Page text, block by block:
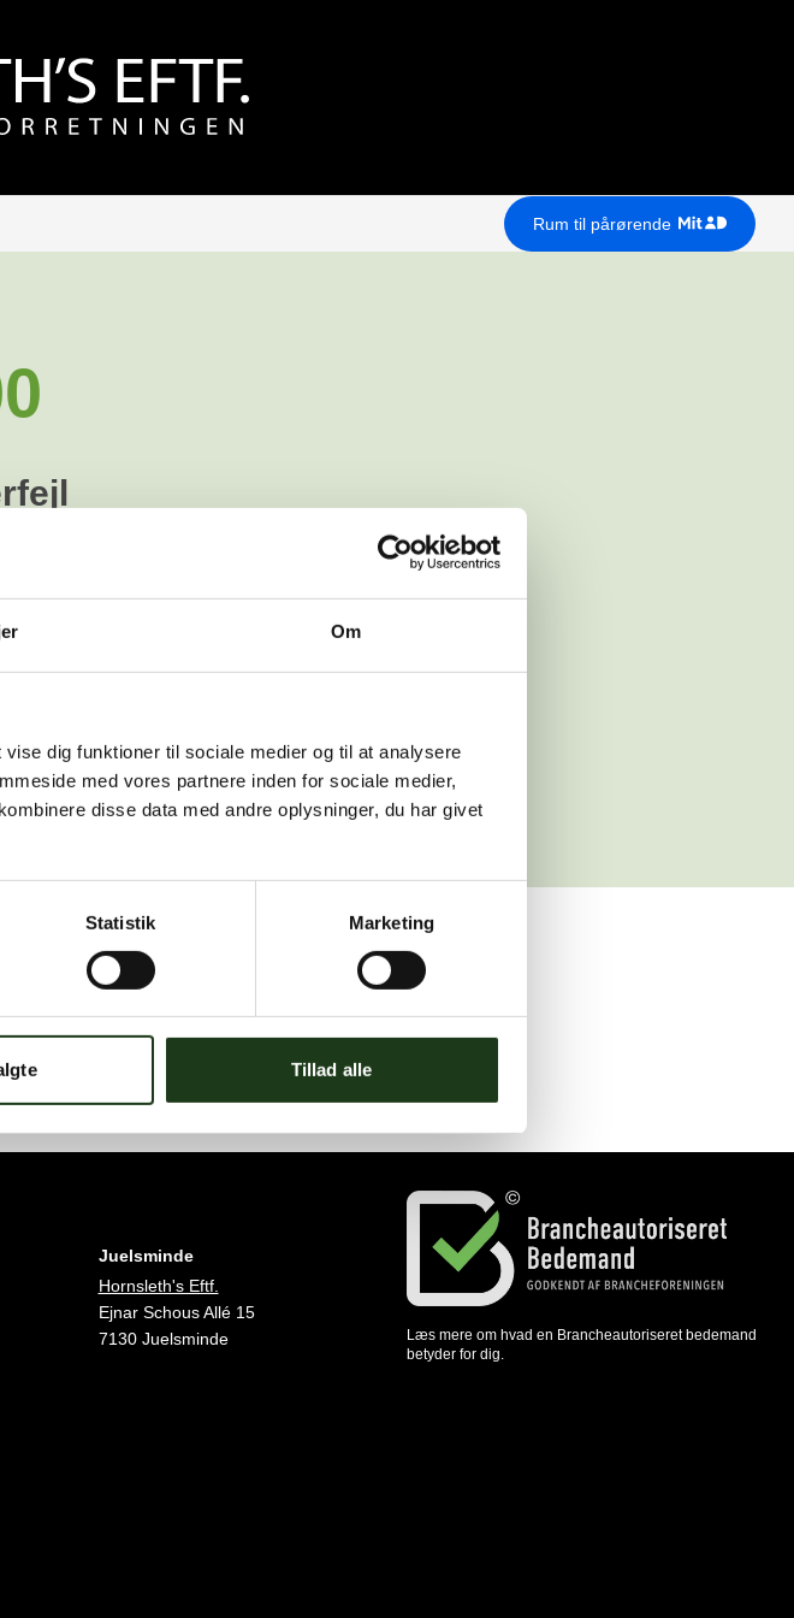
Om
dig funktioner til sociale medier og til at analysere
med vores partnere inden for sociale medier,
disse data med andre oplysninger, du har givet
Statistik Marketing
Tillad alle
Rum til pårørende
at løse problemet. Prøv venligst igen
Gå tilbage
for hjælp?
os, hvis du har spørgsmål eller brug for assistance.
nærmeste afdeling
Juelsminde
Hornsleth's Eftf.
Ejnar Schous Allé 15
7130 Juelsminde
Læs mere om hvad en Brancheautoriseret bedemand
betyder for dig.